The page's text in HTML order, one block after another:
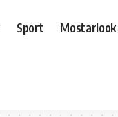
Sport Mostarlook